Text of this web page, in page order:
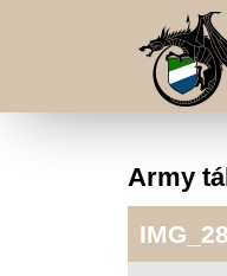
Army